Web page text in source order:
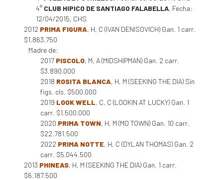
4° CLUB HIPICO DE SANTIAGO FALABELLA, Fecha:
12/04/2015, CHS
2012 PRIMA FIGURA, H, C (IVAN DENISOVICH) Gan. 1 carr.
$1.863.750
Madre de:
2017 PISCOLO, M, A (MIDSHIPMAN) Gan. 2 carr.
$3.890.000
2018 ROSITA BLANCA, H, M (SEEKING THE DIA) Sin
figs. cls. $500.000
2019 LOOK WELL, C, C (LOOKIN AT LUCKY) Gan. 1
carr. $1.500.000
2020 PRIMA TOWN, H, M (MO TOWN) Gan. 10 carr.
$22.781.500
2022 PRIMA NOTTE, H, C (DYLAN THOMAS) Gan. 2
carr. $5.044.500
2013 PHINEAS, H, M (SEEKING THE DIA) Gan. 1 carr.
$6.187.500